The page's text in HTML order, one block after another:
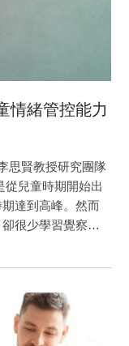
生中，社交媒體
業人員注意到大
社交媒體使用的
的程度。如果問
處：Chang, C. W.,
Between
Gaming, and
Students: A 9-
health, 10,
共募集1,488名研
議題時，對於追
研究缺口。本研
Watching
癮面向發展而來，
試者為過度追劇成
迴歸分析發現，
慮、孤獨感的量
度追劇時，他們
險也隨之增加。
現值得作為未來
： Sun, J. J., &
Binge-
情緒管控能力
思賢教授研究團隊
兒童時期開始出
達到高峰。然而
很少學習覺察自
教學實驗完成
估得分顯著高於
著低於控制組，